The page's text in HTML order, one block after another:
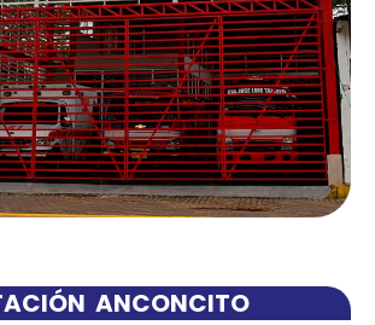
ANCONCITO